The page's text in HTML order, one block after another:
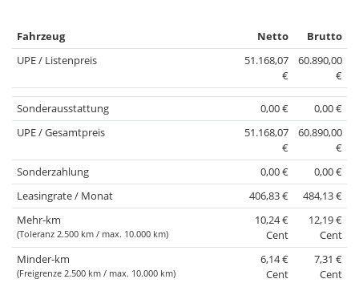
Fahrzeug Netto
Brutto
UPE / Listenpreis
51.168,07
€
60.890,00
€
Sonderausstattung 0,00 €
0,00 €
UPE / Gesamtpreis
51.168,07
€
60.890,00
€
Sonderzahlung
0,00 €
0,00 €
Leasingrate / Monat
406,83 €
484,13 €
Mehr-km
(Toleranz 2.500 km / max. 10.000 km)
10,24 €
Cent
12,19 €
Cent
Minder-km
(Freigrenze 2.500 km / max. 10.000 km)
6,14 €
Cent
7,31 €
Cent